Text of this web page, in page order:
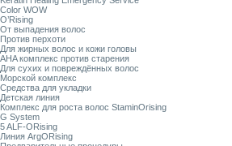
Color WOW
O’Rising
От выпадения волос
Против перхоти
Для жирных волос и кожи головы
AHA комплекс против старения
Для сухих и повреждённых волос
Морской комплекс
Средства для укладки
Детская линия
Комплекс для роста волос StaminOrising
G System
5 ALF-ORising
Линия ArgORising